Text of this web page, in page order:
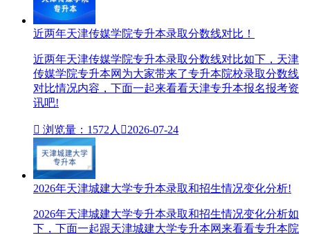
近两年天津传媒学院专升本录取分数线对比！
近两年天津传媒学院专升本录取分数线对比如下，天津
传媒学院专升本网为大家带来了专升本院校录取分数线
对比情况内容，下面一起来看看天津专升本报名报考资
讯吧!
 浏览量：1572人 2026-07-24
2026年天津城建大学专升本录取和招生情况变化分析!
2026年天津城建大学专升本录取和招生情况变化分析如
下，下面一起跟天津城建大学专升本网来看看专升本院